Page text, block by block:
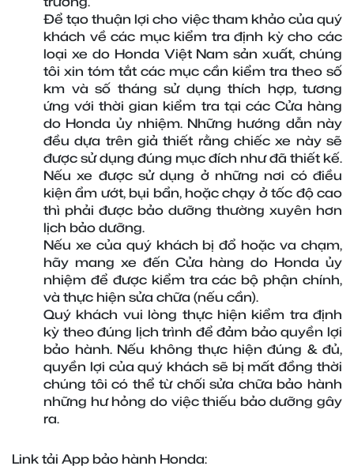
Để tạo thuận lợi cho việc tham khảo của quý
khách về các mục kiểm tra định kỳ cho các
loại xe do Honda Việt Nam sản xuất, chúng
tôi xin tóm tắt các mục cần kiểm tra theo số
km và số tháng sử dụng thích hợp, tương
ứng với thời gian kiểm tra tại các Cửa hàng
do Honda ủy nhiệm. Những hướng dẫn này
đều dựa trên giả thiết rằng chiếc xe này sẽ
được sử dụng đúng mục đích như đã thiết kế.
Nếu xe được sử dụng ở những nơi có điều
kiện ẩm ướt, bụi bẩn, hoặc chạy ở tốc độ cao
thì phải được bảo dưỡng thường xuyên hơn
lịch bảo dưỡng.
Nếu xe của quý khách bị đổ hoặc va chạm,
hãy mang xe đến Cửa hàng do Honda ủy
nhiệm để được kiểm tra các bộ phận chính,
và thực hiện sửa chữa (nếu cần).
Quý khách vui lòng thực hiện kiểm tra định
kỳ theo đúng lịch trình để đảm bảo quyền lợi
bảo hành. Nếu không thực hiện đúng & đủ,
quyền lợi của quý khách sẽ bị mất đồng thời
chúng tôi có thể từ chối sửa chữa bảo hành
những hư hỏng do việc thiếu bảo dưỡng gây
ra.